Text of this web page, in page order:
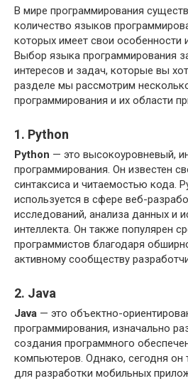
В мире программирования
количество языков
которых имеет свои особенности
Выбор языка программирования
интересов и задач, которые вы
разделе мы рассмотрим
программирования и их области
1. Python
Python — это высокоуровневый,
программирования. Он известен
синтаксиса и читаемостью кода.
используется в сфере веб-
исследований, анализа данных и
интеллекта. Он также популярен
программистов благодаря
активному сообществу
2. Java
Java — это объектно-
программирования, изначально
создания программного
компьютеров. Однако, сегодня он
для разработки мобильных